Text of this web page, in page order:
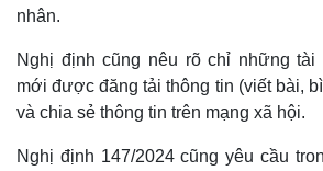
nhân.
Nghị định cũng nêu rõ chỉ những
mới được đăng tải thông tin (viết bài,
và chia sẻ thông tin trên mạng xã hội.
Nghị định 147/2024 cũng yêu cầu